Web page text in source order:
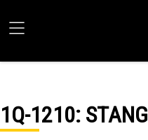
1Q-1210: STANG